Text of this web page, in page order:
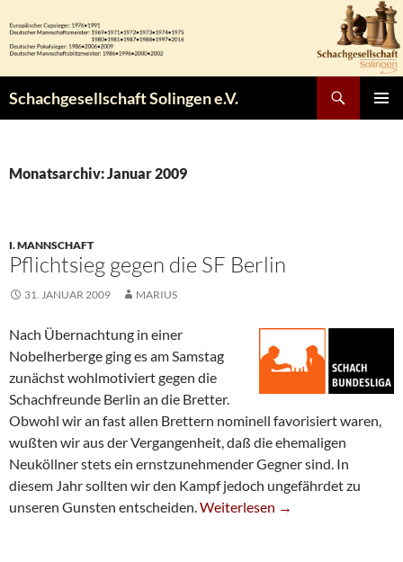
Inhalt
springen
Schachgesellschaft Solingen e.V.
Monatsarchiv: Januar 2009
I. MANNSCHAFT
Pflichtsieg gegen die SF Berlin
31. JANUAR 2009 MARIUS
Nach Übernachtung in einer
Nobelherberge ging es am Samstag
zunächst wohlmotiviert gegen die
Schachfreunde Berlin an die Bretter.
Obwohl wir an fast allen Brettern nominell favorisiert waren,
wußten wir aus der Vergangenheit, daß die ehemaligen
Neuköllner stets ein ernstzunehmender Gegner sind. In
diesem Jahr sollten wir den Kampf jedoch ungefährdet zu
unseren Gunsten entscheiden.Pflichtsieg Gegen Die SF Berlin
Weiterlesen →